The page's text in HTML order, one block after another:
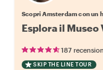
Scopri Amsterdam con un
Esplora il Museo
187
SKIP THE LINE TOUR